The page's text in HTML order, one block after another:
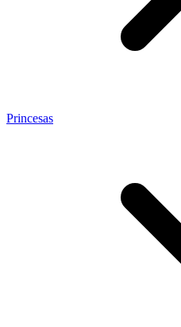
Princesas